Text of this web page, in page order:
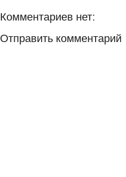
Комментариев нет:
Отправить комментарий